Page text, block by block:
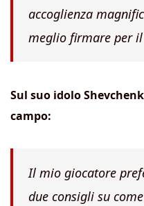
accoglienza
meglio firmare per
Sul suo idolo
campo:
Il mio giocatore
due consigli su